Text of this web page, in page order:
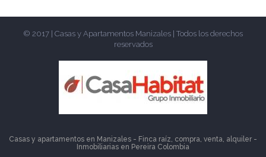
© 2017 | Casas y Apartamentos Manizales | Todos los derechos
reservados
Casas y apartamentos en Manizales - Finca raíz, compra, venta, alquiler -
Inmobiliarias en Pereira Colombia